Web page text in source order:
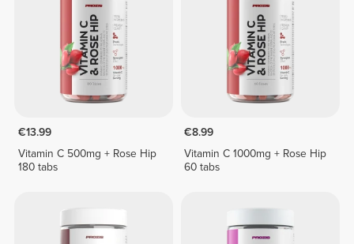
€13.99
Vitamin C 500mg + Rose Hip
180 tabs
€8.99
Vitamin C 1000mg + Rose Hip
60 tabs